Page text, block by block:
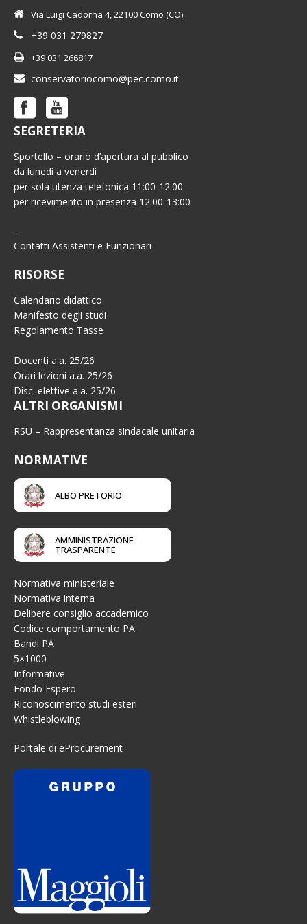
Via Luigi Cadorna 4, 22100 Como (CO)
+39 031 279827
+39 031 266817
conservatoriocomo@pec.como.it
SEGRETERIA
Sportello – orario d’apertura al pubblico
da lunedì a venerdì
per sola utenza telefonica 11:00-12:00
per ricevimento in presenza 12:00-13:00
–
Contatti Assistenti e Funzionari
RISORSE
Calendario didattico
Manifesto degli studi
Regolamento Tasse
Docenti a.a. 25/26
Orari lezioni a.a. 25/26
Disc. elettive a.a. 25/26
ALTRI ORGANISMI
RSU – Rappresentanza sindacale unitaria
NORMATIVE
ALBO PRETORIO
AMMINISTRAZIONE
TRASPARENTE
Normativa ministeriale
Normativa interna
Delibere consiglio accademico
Codice comportamento PA
Bandi PA
5×1000
Informative
Fondo Espero
Riconoscimento studi esteri
Whistleblowing
Portale di eProcurement